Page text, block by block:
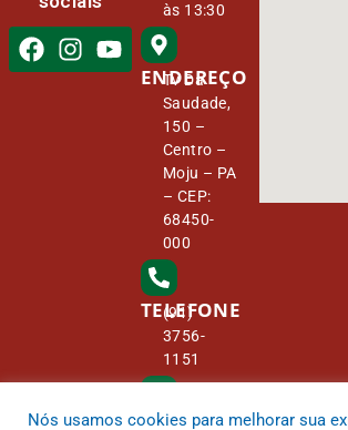
às 13:30
ENDEREÇO
Tv Da
Saudade,
150 –
Centro –
Moju – PA
– CEP:
68450-
000
TELEFONE
(91)
3756-
1151
Nós usamos cookies para melhorar sua